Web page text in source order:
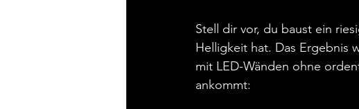
Stell dir vor, du baust ein
Helligkeit hat. Das Ergebnis
mit LED-Wänden ohne
ankommt: